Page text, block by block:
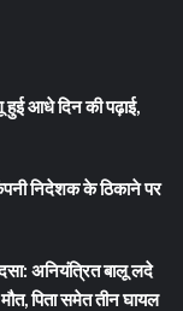
हुई आधे दिन की पढ़ाई,
निदेशक के ठिकाने पर
अनियंत्रित बालू लदे
पिता समेत तीन घायल